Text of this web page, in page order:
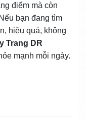
điểm mà còn
bạn đang tìm
hiệu quả, không
Trang DR
mạnh mỗi ngày.